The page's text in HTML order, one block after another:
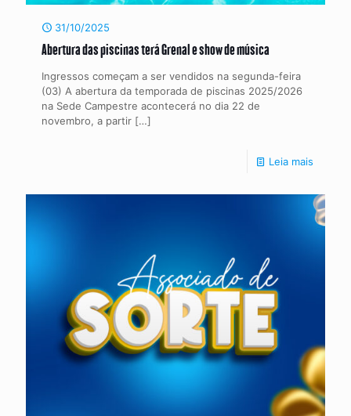
31/10/2025
Abertura das piscinas terá Grenal e show de música
Ingressos começam a ser vendidos na segunda-feira
(03) A abertura da temporada de piscinas 2025/2026
na Sede Campestre acontecerá no dia 22 de
novembro, a partir […]
Leia mais